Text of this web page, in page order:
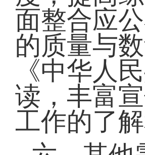
面整合应
的质量与
《中华人
读，丰富
工作的了